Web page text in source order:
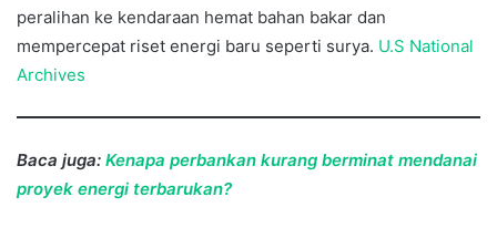
peralihan ke kendaraan hemat bahan bakar dan
mempercepat riset energi baru seperti surya. U.S National
Archives
Baca juga: Kenapa perbankan kurang berminat mendanai
proyek energi terbarukan?